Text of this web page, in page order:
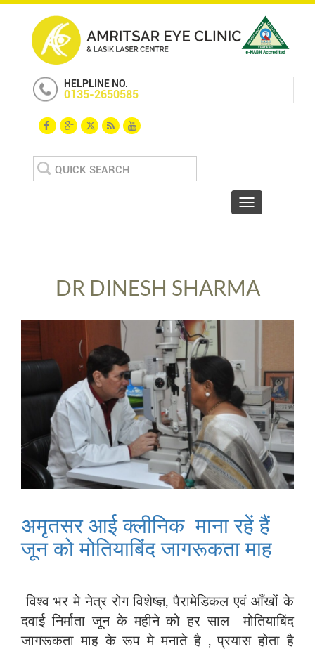
HELPLINE NO.
0135-2650585
Search
for:
Toggle
DR DINESH SHARMA
अमृतसर आई क्लीनिक माना रहें हैं
जून को मोतियाबिंद जागरूकता माह
विश्व भर मे नेत्र रोग विशेष्ज्ञ, पैरामेडिकल एवं आँखों के
दवाई निर्माता जून के महीने को हर साल मोतियाबिंद
जागरूकता माह के रूप मे मनाते है , प्रयास होता है